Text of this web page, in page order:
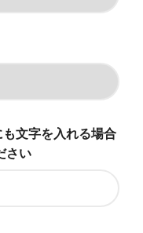
（有料）
(税込)
文字を入れる場合
い